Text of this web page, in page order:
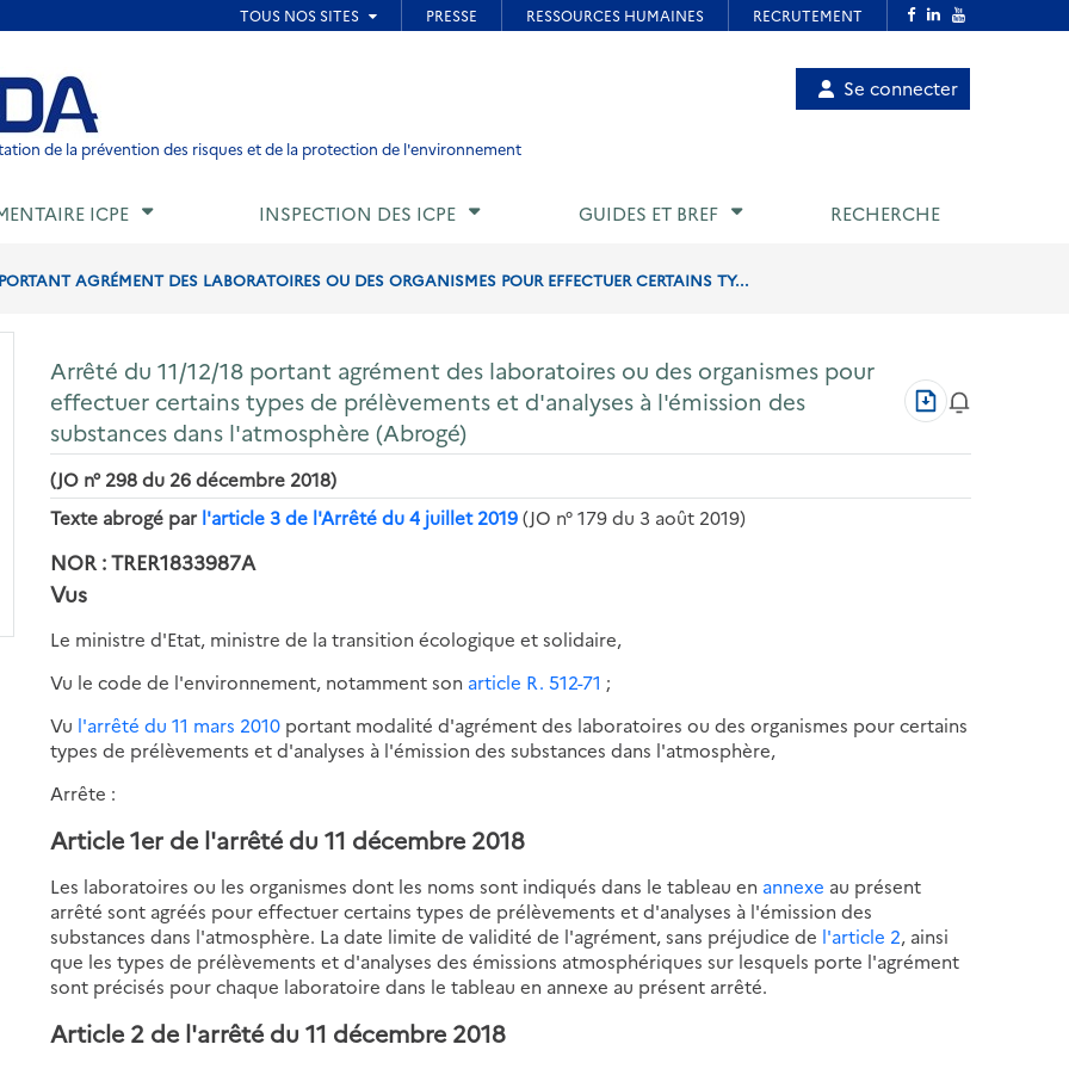
de page
de la prévention des risques et de la protection de l'environnement
Menu
utilisateur
Se connecter
ICPE INSPECTION DES ICPE GUIDES ET BREF RECHERCHE
AGRÉMENT DES LABORATOIRES OU DES ORGANISMES POUR EFFECTUER CERTAINS TY...
Arrêté du 11/12/18 portant agrément des laboratoires ou des organismes pour
effectuer certains types de prélèvements et d'analyses à l'émission des
substances dans l'atmosphère (Abrogé)
Télécharger
au
(JO n° 298 du 26 décembre 2018)
Texte abrogé par l'article 3 de l'Arrêté du 4 juillet 2019(JO n° 179 du 3 août 2019)
NOR : TRER1833987A
Vus
Le ministre d'Etat, ministre de la transition écologique et solidaire,
Vu le code de l'environnement, notamment son article R. 512-71 ;
Vu l'arrêté du 11 mars 2010 portant modalité d'agrément des laboratoires ou des organismes pour certains
types de prélèvements et d'analyses à l'émission des substances dans l'atmosphère,
Arrête :
Article 1er de l'arrêté du 11 décembre 2018
Les laboratoires ou les organismes dont les noms sont indiqués dans le tableau en annexe au présent
arrêté sont agréés pour effectuer certains types de prélèvements et d'analyses à l'émission des
substances dans l'atmosphère. La date limite de validité de l'agrément, sans préjudice de l'article 2, ainsi
que les types de prélèvements et d'analyses des émissions atmosphériques sur lesquels porte l'agrément
sont précisés pour chaque laboratoire dans le tableau en annexe au présent arrêté.
Article 2 de l'arrêté du 11 décembre 2018